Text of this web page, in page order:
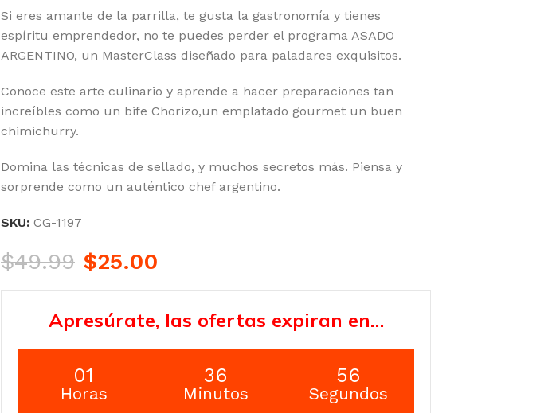
Si eres amante de la parrilla, te gusta la gastronomía y tienes
espíritu emprendedor, no te puedes perder el programa ASADO
ARGENTINO, un MasterClass diseñado para paladares exquisitos.
Conoce este arte culinario y aprende a hacer preparaciones tan
increíbles como un bife Chorizo,un emplatado gourmet un buen
chimichurry.
Domina las técnicas de sellado, y muchos secretos más. Piensa y
sorprende como un auténtico chef argentino.
SKU: CG-1197
$49.99 $25.00
Apresúrate, las ofertas expiran en…
01
Horas
36
Minutos
55
Segundos